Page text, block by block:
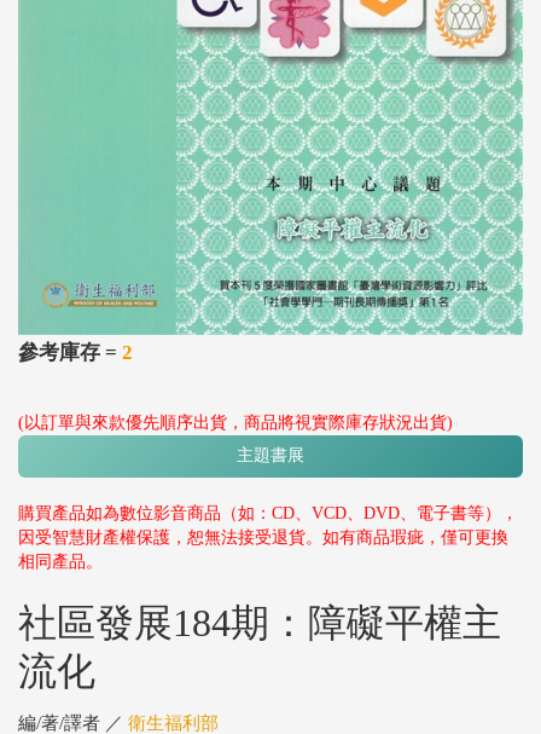
參考庫存 = 2
(以訂單與來款優先順序出貨，商品將視實際庫存狀況出貨)
主題書展
購買產品如為數位影音商品（如：CD、VCD、DVD、電子書等），
因受智慧財產權保護，恕無法接受退貨。如有商品瑕疵，僅可更換
相同產品。
社區發展184期：障礙平權主
流化
編/著/譯者 ／ 衛生福利部